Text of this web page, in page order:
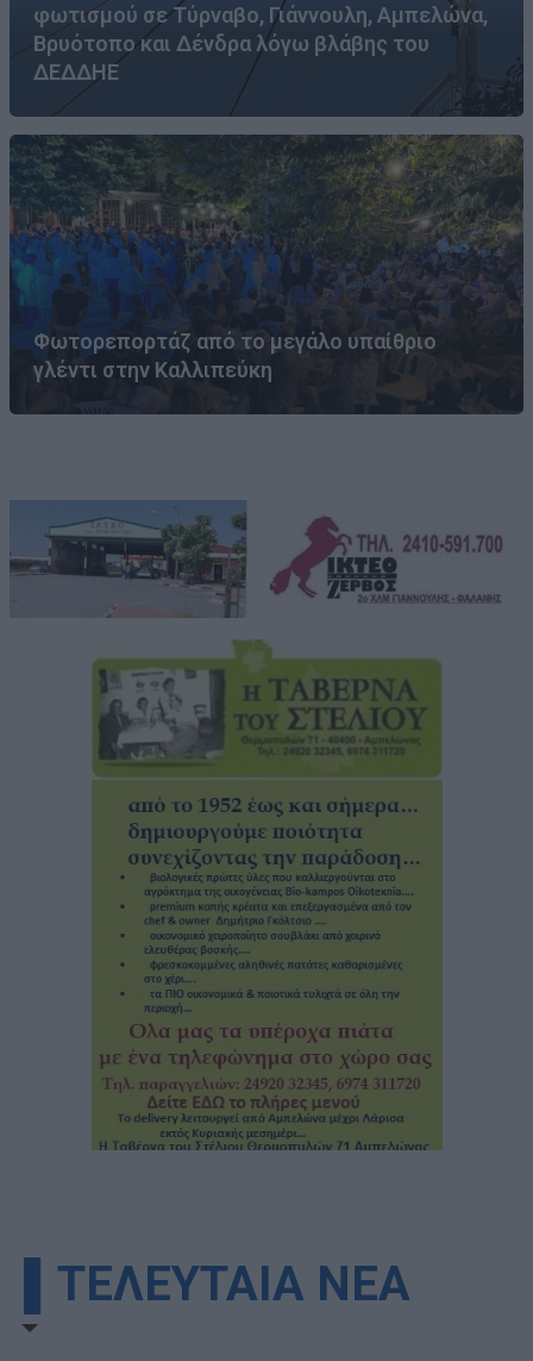
φωτισμού σε Τύρναβο, Γιάννουλη, Αμπελώνα,
Βρυότοπο και Δένδρα λόγω βλάβης του
ΔΕΔΔΗΕ
Φωτορεπορτάζ από το μεγάλο υπαίθριο
γλέντι στην Καλλιπεύκη
▌ΤΕΛΕΥΤΑΙΑ ΝΕΑ